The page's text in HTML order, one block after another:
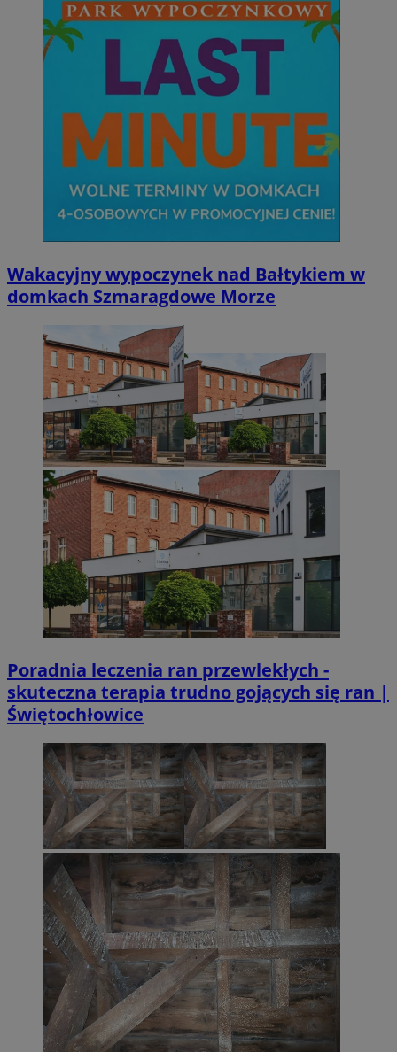
Wakacyjny wypoczynek nad Bałtykiem w
domkach Szmaragdowe Morze
Poradnia leczenia ran przewlekłych -
skuteczna terapia trudno gojących się ran |
Świętochłowice